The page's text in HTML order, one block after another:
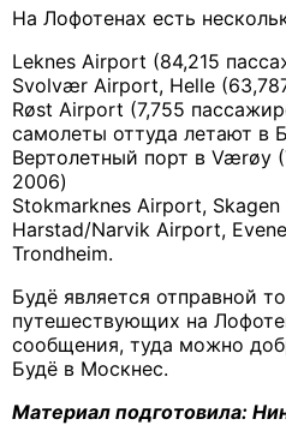
На Лофотенах есть
Leknes Airport (84,215
Svolvær Airport, Helle
Røst Airport (7,755
самолеты оттуда летают в
Вертолетный порт в Værøy
2006)
Stokmarknes Airport,
Harstad/Narvik Airport,
Trondheim.
Будё является отправной
путешествующих на
сообщения, туда можно
Будё в Москнес.
Материал подготовила: